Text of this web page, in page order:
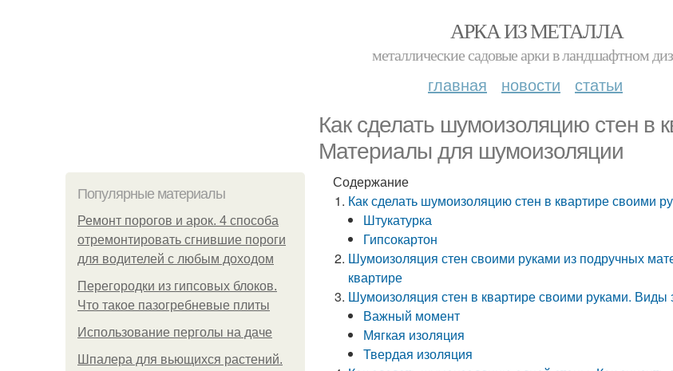
АРКА ИЗ МЕТАЛЛА
металлические садовые арки в ландшафтном
главная новости статьи
Как сделать шумоизоляцию стен в
Материалы для шумоизоляции
Популярные материалы
Ремонт порогов и арок. 4 способа
отремонтировать сгнившие пороги
для водителей с любым доходом
Перегородки из гипсовых блоков.
Что такое пазогребневые плиты
Использование перголы на даче
Шпалера для вьющихся растений.
Содержание
Как сделать шумоизоляцию стен в квартире своими
Штукатурка
Гипсокартон
Шумоизоляция стен своими руками из подручных
квартире
Шумоизоляция стен в квартире своими руками.
Важный момент
Мягкая изоляция
Твердая изоляция